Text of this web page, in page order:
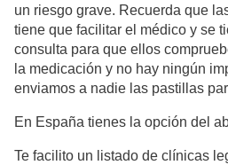
un riesgo grave. Recuerda que
tiene que facilitar el médico y se
consulta para que ellos
la medicación y no hay ningún
enviamos a nadie las pastillas
En España tienes la opción del
Te facilito un listado de clínicas